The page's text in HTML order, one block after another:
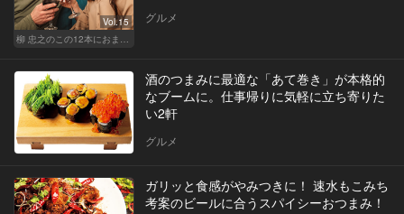
Vol.15
柳 忠之のこの12本におまかせ
グルメ
酒のつまみに最適な「あて巻き」が本格的
なブームに。仕事帰りに気軽に立ち寄りた
い2軒
グルメ
ガリッと食感がやみつきに！ 速水もこみち
考案のビールに合うスパイシーおつまみ！